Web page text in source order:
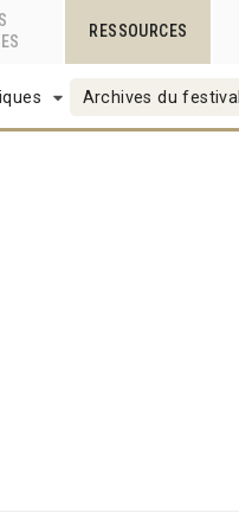
RESSOURCES
Archives du festival